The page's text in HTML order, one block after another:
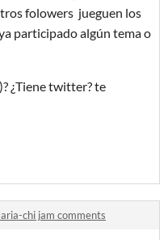
folowers jueguen los
participado algún tema o
¿Tiene twitter? te
chi jam comments